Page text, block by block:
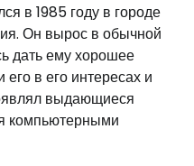
в 1985 году в городе
Он вырос в обычной
дать ему хорошее
в его интересах и
выдающиеся
компьютерными